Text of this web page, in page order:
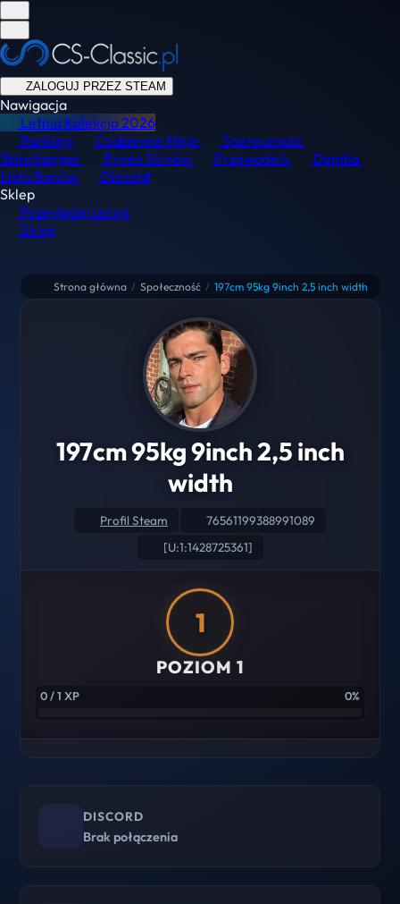
ZALOGUJ PRZEZ STEAM
Nawigacja
Letnia Kolekcja2026
Ranking
Codzienne Misje
Społeczność
Skinchanger
Rynek Skinów Przewodnik
Demka
Lista Banów
Discord
Sklep
Przeglądaj usługi
Sklep
Strona główna / Społeczność / 197cm 95kg 9inch 2,5 inch width
197cm 95kg 9inch 2,5 inch
width
Profil Steam
76561199388991089
[U:1:1428725361]
1
POZIOM 1
0 / 1 XP 0%
DISCORD
Brak połączenia